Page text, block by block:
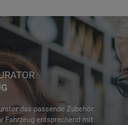
das passende Zubehör
Fahrzeug entsprechend mit